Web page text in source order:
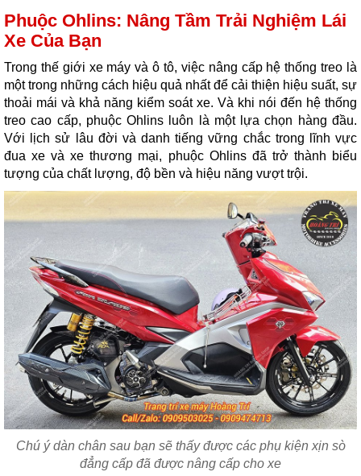
Phuộc Ohlins: Nâng Tầm Trải Nghiệm Lái
Xe Của Bạn
Trong thế giới xe máy và ô tô, việc nâng cấp hệ thống treo là
một trong những cách hiệu quả nhất để cải thiện hiệu suất, sự
thoải mái và khả năng kiểm soát xe. Và khi nói đến hệ thống
treo cao cấp, phuộc Ohlins luôn là một lựa chọn hàng đầu.
Với lịch sử lâu đời và danh tiếng vững chắc trong lĩnh vực
đua xe và xe thương mại, phuộc Ohlins đã trở thành biểu
tượng của chất lượng, độ bền và hiệu năng vượt trội.
Chú ý dàn chân sau bạn sẽ thấy được các phụ kiện xịn sò
đẳng cấp đã được nâng cấp cho xe